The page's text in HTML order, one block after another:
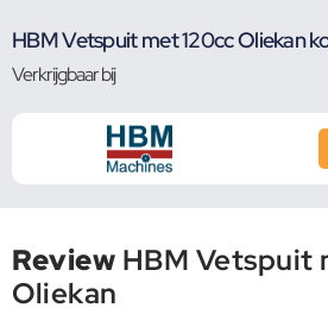
HBM Vetspuit met 120cc Oliekan
Verkrijgbaar bij
Review HBM Vetspuit
Oliekan